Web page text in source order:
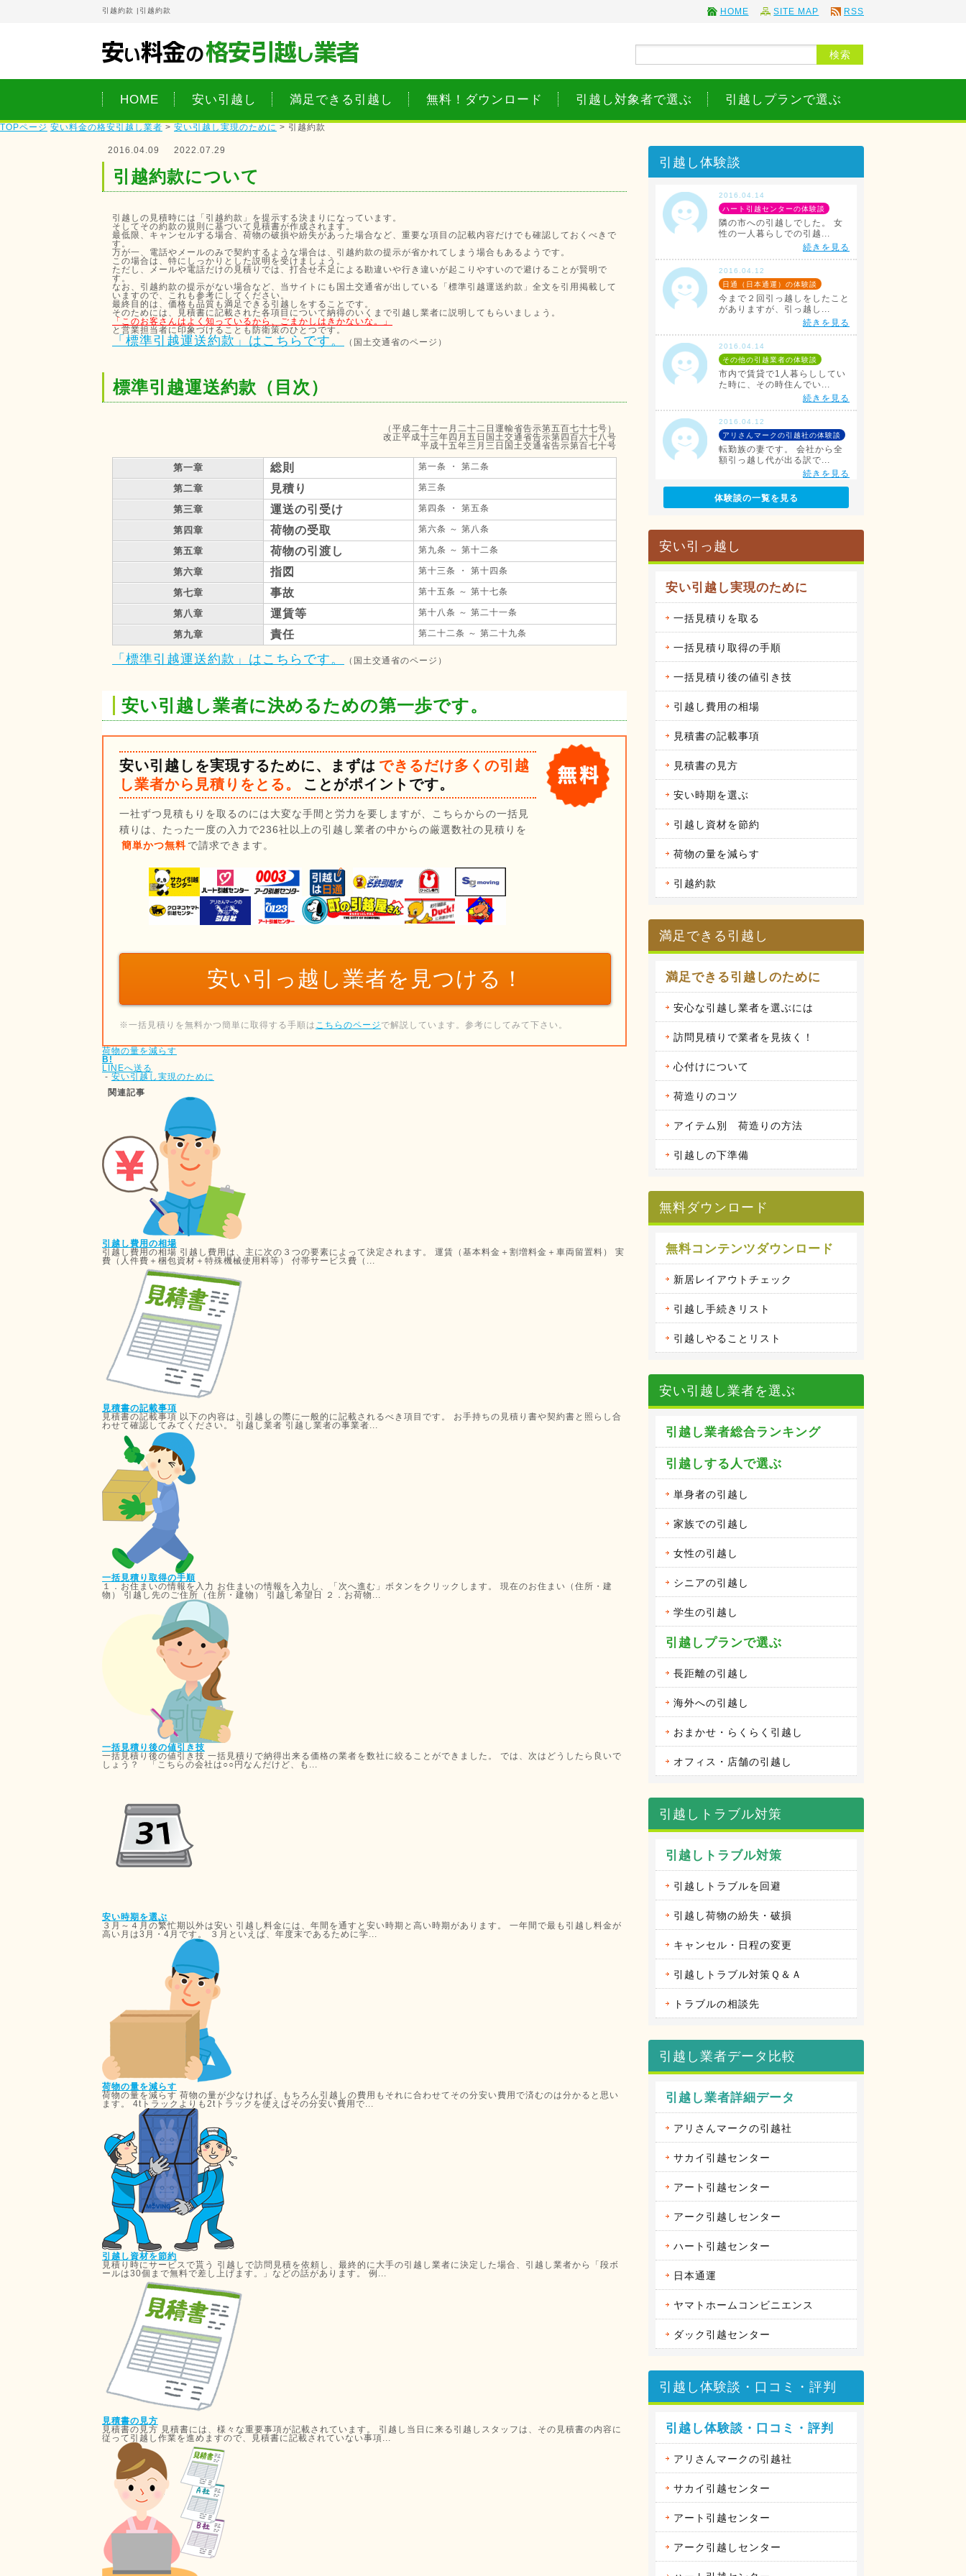
引越約款 | 引越約款 HOME SITE MAP RSS
HOME 安い引越し 満足できる引越し 無料！ダウンロード 引越し対象者で選ぶ 引越しプランで選ぶ
TOPページ 安い料金の格安引越し業者 > 安い引越し実現のために > 引越約款
2016.04.09 2022.07.29
引越約款について
引越しの見積時には「引越約款」を提示する決まりになっています。
そしてその約款の規則に基づいて見積書が作成されます。
最低限、キャンセルする場合、荷物の破損や紛失があった場合など、重要な項目の記載内容だけでも確認しておくべきで
す。
万が一、電話やメールのみで契約するような場合は、引越約款の提示が省かれてしまう場合もあるようです。
この場合は、特にしっかりとした説明を受けましょう。
ただし、メールや電話だけの見積りでは、打合せ不足による勘違いや行き違いが起こりやすいので避けることが賢明で
す。
なお、引越約款の提示がない場合など、当サイトにも国土交通省が出している「標準引越運送約款」全文を引用掲載して
いますので、これも参考にしてください。
最終目的は、価格も品質も満足できる引越しをすることです。
そのためには、見積書に記載された各項目について納得のいくまで引越し業者に説明してもらいましょう。
「このお客さんはよく知っているから、ごまかしはきかないな。」
と営業担当者に印象づけることも防衛策のひとつです。
「標準引越運送約款」はこちらです。 （国土交通省のページ）
標準引越運送約款（目次）
（平成二年十一月二十二日運輸省告示第五百七十七号）
改正平成十三年四月五日国土交通省告示第四百六十八号
平成十五年三月三日国土交通省告示第百七十号
第一章 総則 第一条 ・ 第二条
第二章 見積り 第三条
第三章 運送の引受け 第四条 ・ 第五条
第四章 荷物の受取 第六条 ～ 第八条
第五章 荷物の引渡し 第九条 ～ 第十二条
第六章 指図 第十三条 ・ 第十四条
第七章 事故 第十五条 ～ 第十七条
第八章 運賃等 第十八条 ～ 第二十一条
第九章 責任 第二十二条 ～ 第二十九条
「標準引越運送約款」はこちらです。 （国土交通省のページ）
安い引越し業者に決めるための第一歩です。
安い引越しを実現するために、まずは できるだけ多くの引越
し業者から見積りをとる。
ことがポイントです。
一社ずつ見積もりを取るのには大変な手間と労力を要しますが、こちらからの一括見
積りは、たった一度の入力で236社以上の引越し業者の中からの厳選数社の見積りを
簡単かつ無料 で請求できます。
安い引っ越し業者を 見つける！
※一括見積りを無料かつ簡単に取得する手順は こちらのページ で解説しています。参考にしてみて下さい。
荷物の量を減らす
B!
LINEへ送る
- 安い引越し実現のために
関連記事
引越し費用の相場
引越し費用の相場 引越し費用は、主に次の３つの要素によって決定されます。 運賃（基本料金＋割増料金＋車両留置料） 実
費（人件費＋梱包資材＋特殊機械使用料等） 付帯サービス費（...
見積書の記載事項
見積書の記載事項 以下の内容は、引越しの際に一般的に記載されるべき項目です。 お手持ちの見積り書や契約書と照らし合
わせて確認してみてください。 引越し業者 引越し業者の事業者...
一括見積り取得の手順
１．お住まいの情報を入力 お住まいの情報を入力し、「次へ進む」ボタンをクリックします。 現在のお住まい（住所・建
物） 引越し先のご住所（住所・建物） 引越し希望日 ２．お荷物...
一括見積り後の値引き技
一括見積り後の値引き技 一括見積りで納得出来る価格の業者を数社に絞ることができました。 では、次はどうしたら良いで
しょう？ 「こちらの会社は○○円なんだけど、も...
安い時期を選ぶ
３月～４月の繁忙期以外は安い 引越し料金には、年間を通すと安い時期と高い時期があります。 一年間で最も引越し料金が
高い月は3月・4月です。 ３月といえば、年度末であるために学...
荷物の量を減らす
荷物の量を減らす 荷物の量が少なければ、もちろん引越しの費用もそれに合わせてその分安い費用で済むのは分かると思い
ます。 4tトラックよりも2tトラックを使えばその分安い費用で...
引越し資材を節約
見積り時にサービスで貰う 引越しで訪問見積を依頼し、最終的に大手の引越し業者に決定した場合、引越し業者から「段ボ
ールは30個まで無料で差し上げます。」などの話があります。 例...
見積書の見方
見積書の見方 見積書には、様々な重要事項が記載されています。 引越し当日に来る引越しスタッフは、その見積書の内容に
従って引越し作業を進めますので、見積書に記載されていない事項...
引越し体験談
2016.04.14
ハート引越センターの体験談
隣の市への引越しでした。 女
性の一人暮らしでの引越...
続きを見る
2016.04.12
日通（日本通運）の体験談
今まで２回引っ越しをしたこと
がありますが、引っ越し...
続きを見る
2016.04.14
その他の引越業者の体験談
市内で賃貸で1人暮らししてい
た時に、その時住んでい...
続きを見る
2016.04.12
アリさんマークの引越社の体験談
転勤族の妻です。 会社から全
額引っ越し代が出る訳で...
続きを見る
2016.04.14
サカイ引越センターの体験談
アート引越センターの体験談
私は、仕事の関係で人事異動が
2016.04.12
アーク引越しセンターの体験談
昨年の９月に引越しをしまし
2016.04.14
ヤマトホームコンビニエンスの体
当時住んでいた部屋が手狭にな
ってきたので、少し多き...
続きを見る
体験談の一覧を見る
安い引っ越し
安い引越し実現のために
一括見積りを取る
一括見積り取得の手順
一括見積り後の値引き技
引越し費用の相場
見積書の記載事項
見積書の見方
安い時期を選ぶ
引越し資材を節約
荷物の量を減らす
引越約款
満足できる引越し
満足できる引越しのために
安心な引越し業者を選ぶには
訪問見積りで業者を見抜く！
心付けについて
荷造りのコツ
アイテム別 荷造りの方法
引越しの下準備
無料ダウンロード
無料コンテンツダウンロード
新居レイアウトチェック
引越し手続きリスト
引越しやることリスト
安い引越し業者を選ぶ
引越し業者総合ランキング
引越しする人で選ぶ
単身者の引越し
家族での引越し
女性の引越し
シニアの引越し
学生の引越し
引越しプランで選ぶ
長距離の引越し
海外への引越し
おまかせ・らくらく引越し
オフィス・店舗の引越し
引越しトラブル対策
引越しトラブル対策
引越しトラブルを回避
引越し荷物の紛失・破損
キャンセル・日程の変更
引越しトラブル対策Ｑ＆Ａ
トラブルの相談先
引越し業者データ比較
引越し業者詳細データ
アリさんマークの引越社
サカイ引越センター
アート引越センター
アーク引越しセンター
ハート引越センター
日本通運
ヤマトホームコンビニエンス
ダック引越センター
引越し体験談・口コミ・評判
引越し体験談・口コミ・評判
アリさんマークの引越社
サカイ引越センター
アート引越センター
アーク引越しセンター